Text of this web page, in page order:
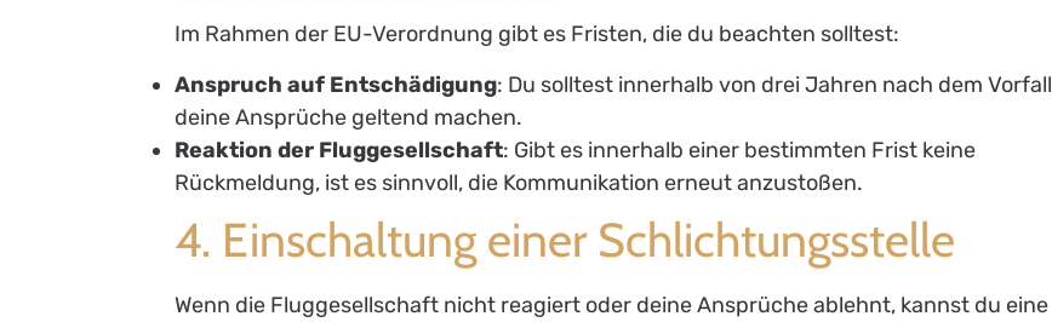
Im Rahmen der EU-Verordnung gibt es Fristen, die du beachten solltest:
Anspruch auf Entschädigung: Du solltest innerhalb von drei Jahren nach dem Vorfall
deine Ansprüche geltend machen.
Reaktion der Fluggesellschaft: Gibt es innerhalb einer bestimmten Frist keine
Rückmeldung, ist es sinnvoll, die Kommunikation erneut anzustoßen.
4. Einschaltung einer Schlichtungsstelle
Wenn die Fluggesellschaft nicht reagiert oder deine Ansprüche ablehnt, kannst du eine